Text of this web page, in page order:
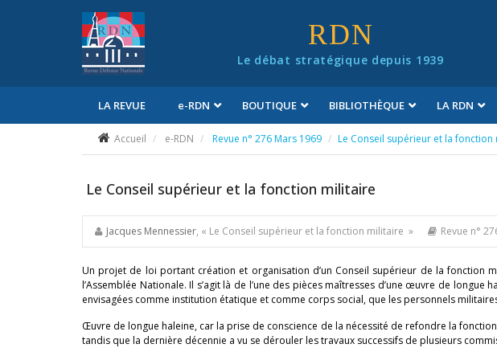
RDN
Le débat stratégique depuis 1939
LA REVUE e-RDN BOUTIQUE BIBLIOTHÈQUE LA RDN
Accueil e-RDN Revue n° 276 Mars 1969 Le Conseil supérieur et la fonction
Le Conseil supérieur et la fonction militaire
Jacques Mennessier, « Le Conseil supérieur et la fonction militaire » Revue n°
Un projet de loi portant création et organisation d’un Conseil supérieur de la fonction
l’Assemblée Nationale. Il s’agit là de l’une des pièces maîtresses d’une œuvre de
envisagées comme institution étatique et comme corps social, que les personnels
Œuvre de longue haleine, car la prise de conscience de la nécessité de refondre la
tandis que la dernière décennie a vu se dérouler les travaux successifs de plusieurs